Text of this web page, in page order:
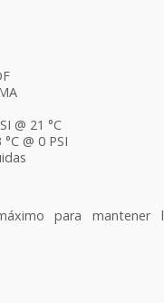
@ 21 °C
@ 0 PSI
para mantener